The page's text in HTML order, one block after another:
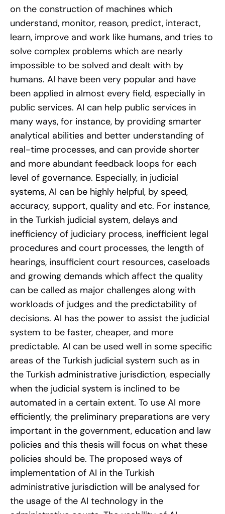
on the construction of machines which
understand, monitor, reason, predict, interact,
learn, improve and work like humans, and tries to
solve complex problems which are nearly
impossible to be solved and dealt with by
humans. AI have been very popular and have
been applied in almost every field, especially in
public services. AI can help public services in
many ways, for instance, by providing smarter
analytical abilities and better understanding of
real-time processes, and can provide shorter
and more abundant feedback loops for each
level of governance. Especially, in judicial
systems, AI can be highly helpful, by speed,
accuracy, support, quality and etc. For instance,
in the Turkish judicial system, delays and
inefficiency of judiciary process, inefficient legal
procedures and court processes, the length of
hearings, insufficient court resources, caseloads
and growing demands which affect the quality
can be called as major challenges along with
workloads of judges and the predictability of
decisions. AI has the power to assist the judicial
system to be faster, cheaper, and more
predictable. AI can be used well in some specific
areas of the Turkish judicial system such as in
the Turkish administrative jurisdiction, especially
when the judicial system is inclined to be
automated in a certain extent. To use AI more
efficiently, the preliminary preparations are very
important in the government, education and law
policies and this thesis will focus on what these
policies should be. The proposed ways of
implementation of AI in the Turkish
administrative jurisdiction will be analysed for
the usage of the AI technology in the